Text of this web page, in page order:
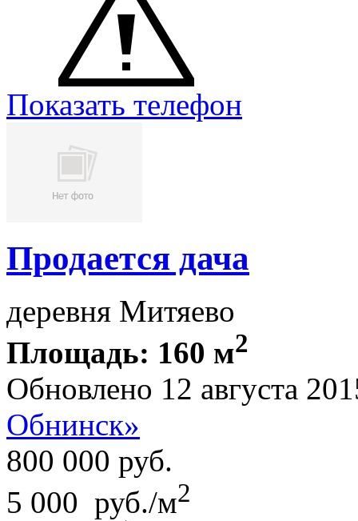
Показать телефон
Продается дача
деревня Митяево
Площадь: 160 м2
Обновлено 12 августа
Обнинск»
800 000 руб.
5 000 руб./м2